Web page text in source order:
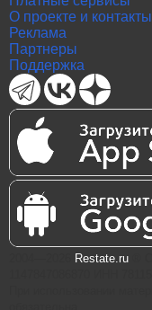
О проекте и контакты
Реклама
Партнеры
Поддержка
Restate.ru